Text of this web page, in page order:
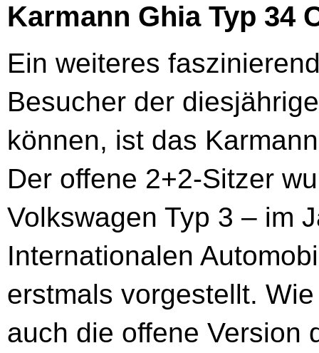
Karmann Ghia Typ 34
Ein weiteres
Besucher der
können, ist das
Der offene 2+2-Sitzer
Volkswagen Typ 3 – im
Internationalen
erstmals vorgestellt.
auch die offene Version